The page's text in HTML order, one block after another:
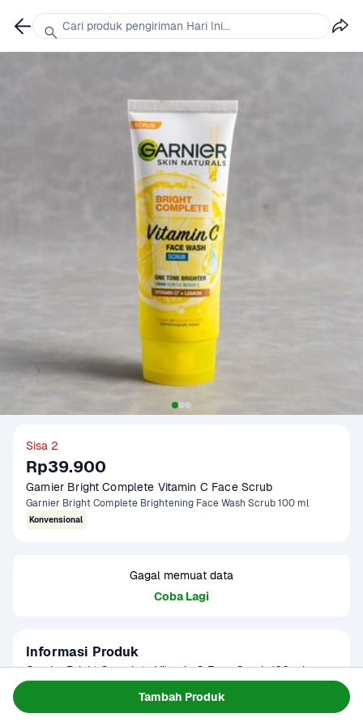
Tambah Produk
Sisa 2
Rp39.900
Garnier Bright Complete Vitamin C Face Scrub
Garnier Bright Complete Brightening Face Wash Scrub 100 ml
Konvensional
Gagal memuat data
Coba Lagi
Informasi Produk
Garnier Bright Complete Vitamin C Face Scrub 100 ml
sekaligus mencerahkan wajah. Diperkaya dengan Vitamin C
Cari produk pengiriman Hari Ini...